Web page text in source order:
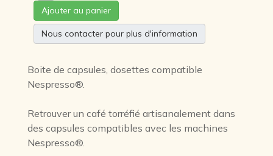
Ajouter au panier
Nous contacter pour plus d'information
Boite de capsules, dosettes compatible
Nespresso®.
Retrouver un café torréfié artisanalement dans
des capsules compatibles avec les machines
Nespresso®.